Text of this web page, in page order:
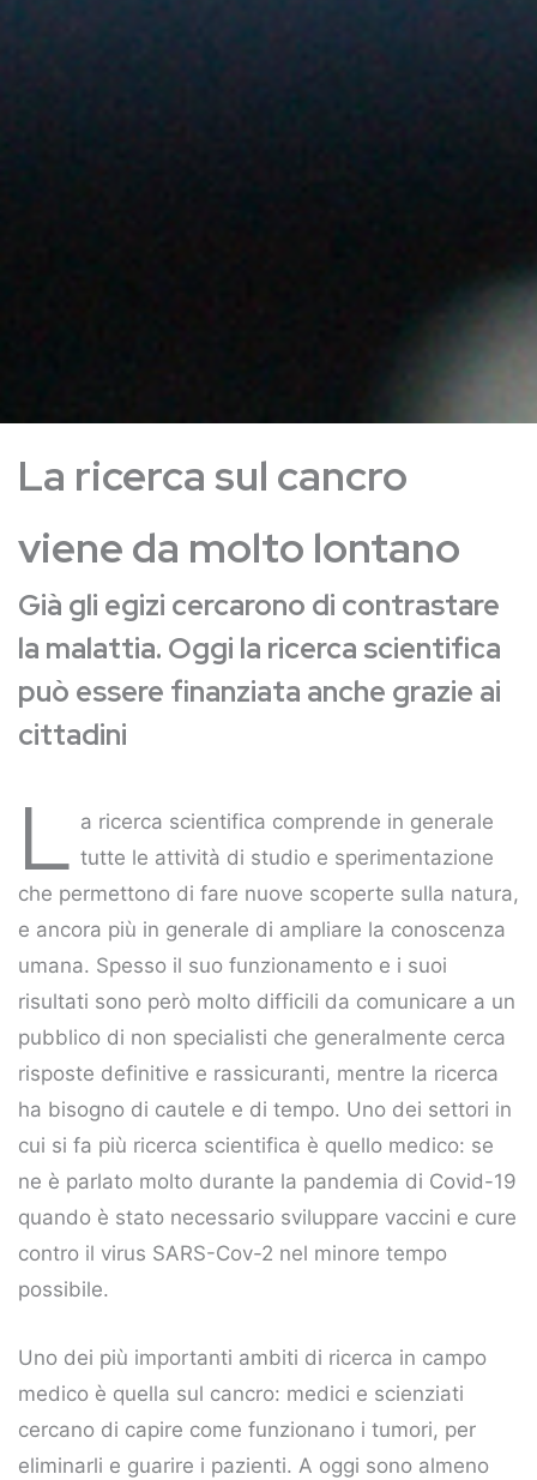
La ricerca sul cancro
viene da molto lontano
Già gli egizi cercarono di contrastare
la malattia. Oggi la ricerca scientifica
può essere finanziata anche grazie ai
cittadini
L a ricerca scientifica comprende in generale
tutte le attività di studio e sperimentazione
che permettono di fare nuove scoperte sulla natura,
e ancora più in generale di ampliare la conoscenza
umana. Spesso il suo funzionamento e i suoi
risultati sono però molto difficili da comunicare a un
pubblico di non specialisti che generalmente cerca
risposte definitive e rassicuranti, mentre la ricerca
ha bisogno di cautele e di tempo. Uno dei settori in
cui si fa più ricerca scientifica è quello medico: se
ne è parlato molto durante la pandemia di Covid-19
quando è stato necessario sviluppare vaccini e cure
contro il virus SARS-Cov-2 nel minore tempo
possibile.
Uno dei più importanti ambiti di ricerca in campo
medico è quella sul cancro: medici e scienziati
cercano di capire come funzionano i tumori, per
eliminarli e guarire i pazienti. A oggi sono almeno